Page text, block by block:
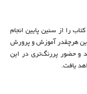
را از سنین پایین انجام
هرچقدر آموزش و پرورش
و حضور پررنگ‌تری در این
یافت.